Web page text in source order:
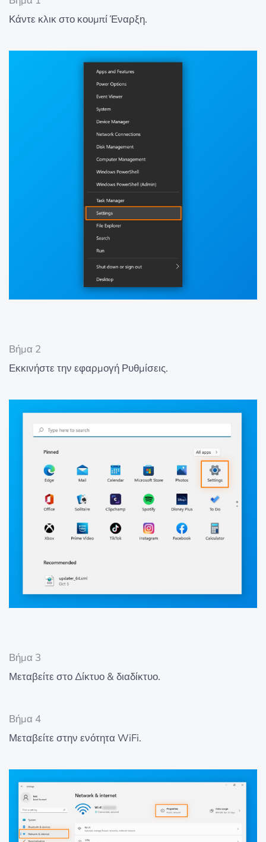
Κάντε κλικ στο κουμπί Έναρξη.
Βήμα 2
Εκκινήστε την εφαρμογή Ρυθμίσεις.
Βήμα 3
Μεταβείτε στο Δίκτυο & διαδίκτυο.
Βήμα 4
Μεταβείτε στην ενότητα WiFi.